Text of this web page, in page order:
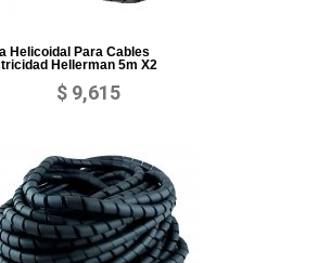
Helicoidal Para Cables
Hellerman 5m X2
$ 9,615